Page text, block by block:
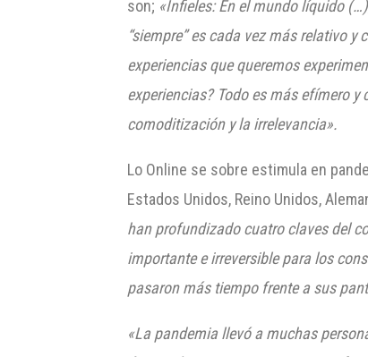
son; «Infieles: En el mundo líquido
“siempre”es cada vez más relativo y
experiencias que queremos
experiencias? Todo es más efímero
comoditizacióny la irrelevancia».
Lo Online se sobre estimula en
Estados Unidos, Reino Unidos,
han profundizado cuatro claves del
importante e irreversible para los
pasaron más tiempo frente a sus
«La pandemia llevó a muchas